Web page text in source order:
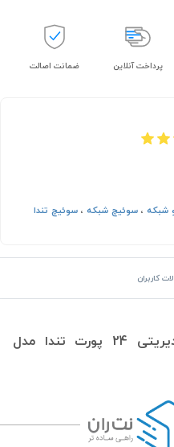
پرداخت آنلاین ضمانت اصالت
، سوئیچ شبکه، سوئیچ تندا
کاربران
نقد و بررسی سوئیچ غیر مدیریتی 24 پورت تندا مدل